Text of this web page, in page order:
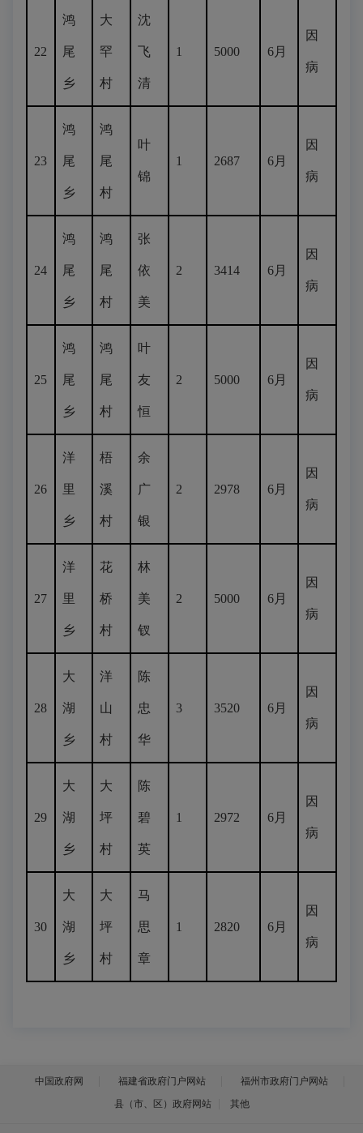
22
鸿
尾
乡
大
罕
村
沈
飞
清
1 5000 6月
因
病
23
鸿
尾
乡
鸿
尾
村
叶
锦
1 2687 6月
因
病
24
鸿
尾
乡
鸿
尾
村
张
依
美
2 3414 6月
因
病
25
鸿
尾
乡
鸿
尾
村
叶
友
恒
2 5000 6月
因
病
26
洋
里
乡
梧
溪
村
余
广
银
2 2978 6月
因
病
27
洋
里
乡
花
桥
村
林
美
钗
2 5000 6月
因
病
28
大
湖
乡
洋
山
村
陈
忠
华
3 3520 6月
因
病
29
大
湖
乡
大
坪
村
陈
碧
英
1 2972 6月
因
病
30
大
湖
乡
大
坪
村
马
思
章
1 2820 6月
因
病
中国政府网 福建省政府门户网站
福州市政府门户网站
县（市、区）政府网站
其他